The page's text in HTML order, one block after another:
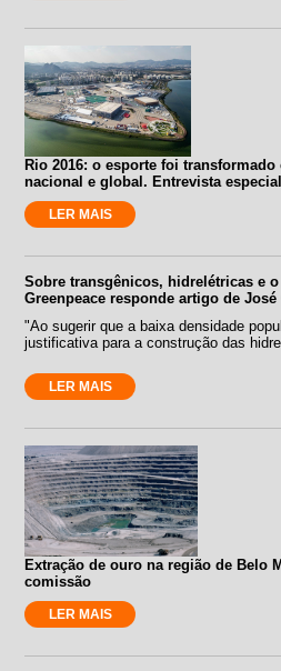
Rio 2016: o esporte foi
nacional e global. Entrevista
LER MAIS
Sobre transgênicos, hidrelétricas e
Greenpeace responde artigo de
"Ao sugerir que a baixa densidade
justificativa para a construção das
LER MAIS
Extração de ouro na região de Belo
comissão
LER MAIS